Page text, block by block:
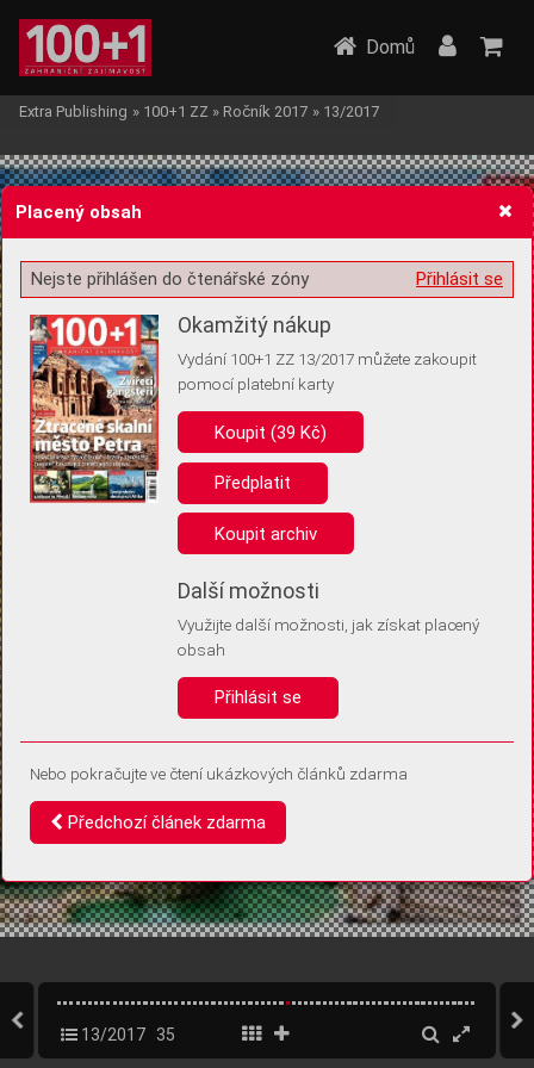
Žádost o souhlas s ukládáním volitelných informací
Pro základní fungování webu nepotřebujeme ukládat žádné informace
(tzv. cookies apod.). Rádi bychom vás ale požádali o souhlas s
uložením volitelných informací:
Anonymní unikátní ID
Díky němu příště poznáme, že se jedná o stejné zařízení, a
Identifikátor je zcela anonymní.
Vaše souhlasy a odmítnutí si ukládáme do vašeho zařízení, abychom se
vás už příště znovu neptali. Můžete je kdykoli později upravit ve Správě
Domů
Extra Publishing » 100+1 ZZ » Ročník 2017 » 13/2017
13/2017 35
Placený obsah
Přihlásit se
Nejste přihlášen do čtenářské zóny
Okamžitý nákup
Vydání 100+1 ZZ 13/2017 můžete zakoupit
pomocí platební karty
Koupit (39 Kč)
Předplatit
Koupit archiv
Další možnosti
Využijte další možnosti, jak získat placený
obsah
Přihlásit se
Nebo pokračujte ve čtení ukázkových článků zdarma
Předchozí článek zdarma